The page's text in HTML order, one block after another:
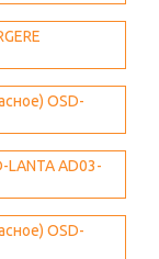
OSD-
AD03-
OSD-